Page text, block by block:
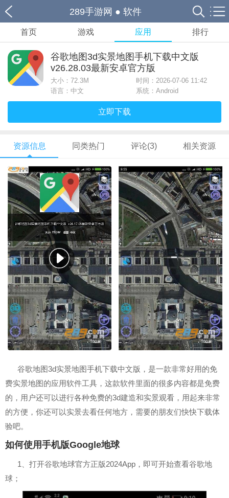
289手游网 ● 软件
首页 游戏 应用 排行
谷歌地图3d实景地图手机下载中文版
v26.28.03最新安卓官方版
大小： 72.3M
时间：2026-07-06 11:42
语言：中文
系统：Android
立即下载
资源信息 同类热门 评论(3) 相关资源
谷歌地图3d实景地图手机下载中文版，是一款非常好用的免
费实景地图的应用软件工具，这款软件里面的很多内容都是免费
的，用户还可以进行各种免费的3d建造和实景观看，用起来非常
的方便，你还可以实景去看任何地方，需要的朋友们快快下载体
验吧。
如何使用手机版Google地球
1、打开谷歌地球官方正版2024App，即可开始查看谷歌地
球；